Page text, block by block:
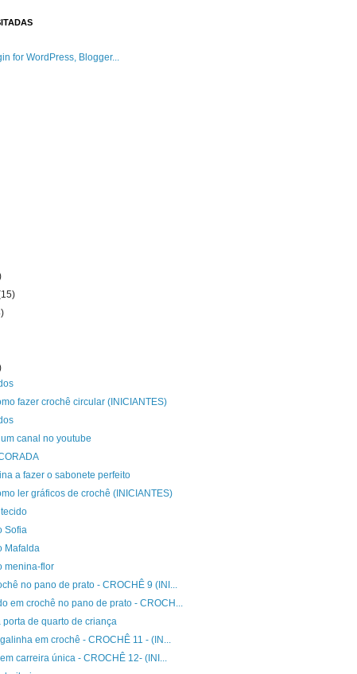
fazer crochê circular (INICIANTES)
canal no youtube
a fazer o sabonete perfeito
ler gráficos de crochê (INICIANTES)
Sofia
Mafalda
menina-flor
no pano de prato - CROCHÊ 9 (INI...
em crochê no pano de prato - CROCH...
de quarto de criança
em crochê - CROCHÊ 11 - (IN...
carreira única - CROCHÊ 12- (INI...